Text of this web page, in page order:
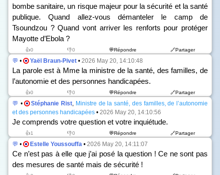
bombe sanitaire, un risque majeur pour la sécurité et la santé
publique. Quand allez-vous démanteler le camp de
Tsoundzou ? Quand vont arriver les renforts pour protéger
Mayotte d’Ebola ?
👍0 👎0 💬Répondre 🔗Partager
💬 • Yaël Braun-Pivet • 2026 May 20, 14:10:48
La parole est à Mme la ministre de la santé, des familles, de
l’autonomie et des personnes handicapées.
👍0 👎0 💬Répondre 🔗Partager
💬 • Stéphanie Rist, Ministre de la santé, des familles, de l’autonomie
et des personnes handicapées • 2026 May 20, 14:10:56
Je comprends votre question et votre inquiétude.
👍1 👎0 💬Répondre 🔗Partager
💬 • Estelle Youssouffa • 2026 May 20, 14:11:07
Ce n’est pas à elle que j’ai posé la question ! Ce ne sont pas
des mesures de santé mais de sécurité !